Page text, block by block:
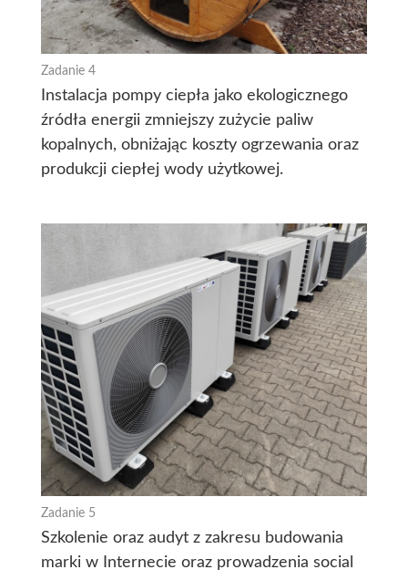
Zadanie 4
Instalacja pompy ciepła jako ekologicznego
źródła energii zmniejszy zużycie paliw
kopalnych, obniżając koszty ogrzewania oraz
produkcji ciepłej wody użytkowej.
Zadanie 5
Szkolenie oraz audyt z zakresu budowania
marki w Internecie oraz prowadzenia social